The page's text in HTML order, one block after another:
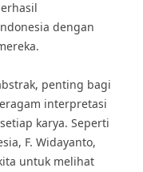
dengan
penting bagi
interpretasi
karya. Seperti
F. Widayanto,
untuk melihat